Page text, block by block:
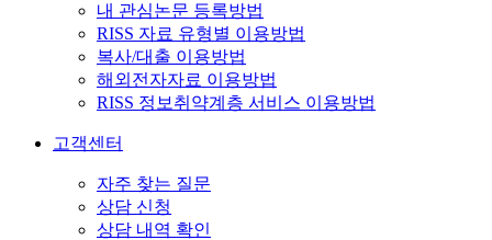
내 관심논문 등록방법
RISS 자료 유형별 이용방법
복사/대출 이용방법
해외전자자료 이용방법
RISS 정보취약계층 서비스 이용방법
고객센터
자주 찾는 질문
상담 신청
상담 내역 확인